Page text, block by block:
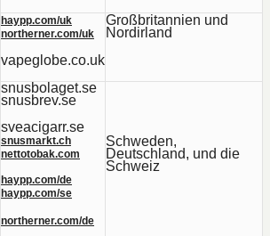
haypp.com/uk
northerner.com/uk
vapeglobe.co.uk
Großbritannien und
Nordirland
snusbolaget.se
snusbrev.se
sveacigarr.se
snusmarkt.ch
nettotobak.com
haypp.com/de
haypp.com/se
northerner.com/de
Schweden,
Deutschland, und die
Schweiz